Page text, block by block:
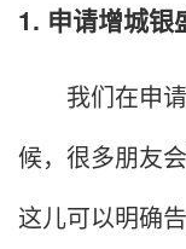
1. 申请增城银
我们在申请
候，很多朋友
这儿可以明确